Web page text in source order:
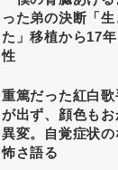
った弟の決断「
た」移植から17
性
重篤だった紅白
が出ず、顔色も
異変。自覚症状
怖さ語る